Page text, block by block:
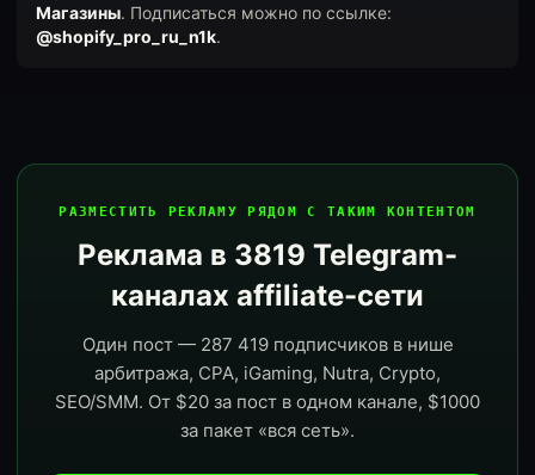
Магазины. Подписаться можно по ссылке:
@shopify_pro_ru_n1k.
РАЗМЕСТИТЬ РЕКЛАМУ РЯДОМ С ТАКИМ КОНТЕНТОМ
Реклама в 3819 Telegram-
каналах affiliate-сети
Один пост — 287 419 подписчиков в нише
арбитража, CPA, iGaming, Nutra, Crypto,
SEO/SMM. От $20 за пост в одном канале, $1000
за пакет «вся сеть».